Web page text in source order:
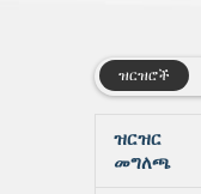
ዝርዝሮች
ዝርዝር
መግለጫ